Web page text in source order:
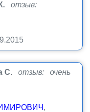
отзыв:
С.
отзыв: очень
,